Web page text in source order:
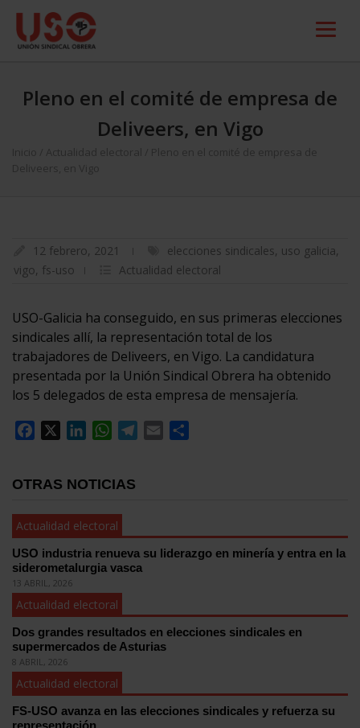
Pleno en el comité de empresa de
Deliveers, en Vigo
Inicio Actualidad electoral
Pleno en el comité de empresa de
Deliveers, en Vigo
12 febrero, 2021 elecciones sindicales, uso galicia,
vigo, fs-uso Actualidad electoral
USO-Galicia ha conseguido, en sus primeras elecciones
sindicales allí, la representación total de los
trabajadores de Deliveers, en Vigo. La candidatura
presentada por la Unión Sindical Obrera ha obtenido
los 5 delegados de esta empresa de mensajería.
Facebook
LinkedInWhatsApp
Telegram
Email
OTRAS NOTICIAS
Actualidad electoral
USO industria renueva su liderazgo en minería y entra en la
siderometalurgia vasca
13 ABRIL, 2026
Actualidad electoral
Dos grandes resultados en elecciones sindicales en
supermercados de Asturias
8 ABRIL, 2026
Actualidad electoral
FS-USO avanza en las elecciones sindicales y refuerza su
representación